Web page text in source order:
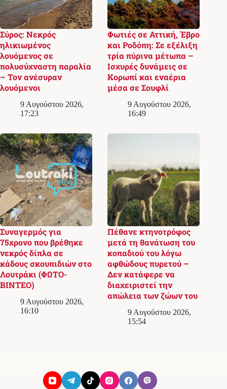
Σύρος: Νεκρός
ηλικιωμένος
λουόμενος σε
πολυσύχναστη παραλία
– Τον ανέσυραν
λουόμενοι
9 Αυγούστου 2026,
17:23
Φωτιές σε Αττική, Έβρο
και Ροδόπη: Σε εξέλιξη
τρία πύρινα μέτωπα –
Ισχυρές δυνάμεις σε
Κορωπί και εναέρια
μέσα σε Σουφλί
9 Αυγούστου 2026,
16:49
Συναγερμός για
75χρονο που βρέθηκε
νεκρός δίπλα σε
κάδους σκουπιδιών στο
Λουτράκι (ΦΩΤΟ-
ΒΙΝΤΕΟ)
9 Αυγούστου 2026,
16:10
Πέθανε κτηνοτρόφος
μετά τη θανάτωση του
κοπαδιού του λόγω
αφθώδους πυρετού –
Δεν κατάφερε να
διαχειριστεί την
απώλεια των ζώων του
9 Αυγούστου 2026,
15:54